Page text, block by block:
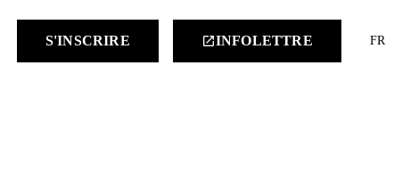
S'INSCRIRE launchINFOLETTRE FR